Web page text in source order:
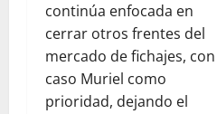
continúa enfocada en
cerrar otros frentes del
mercado de fichajes,
caso Muriel como
prioridad, dejando el